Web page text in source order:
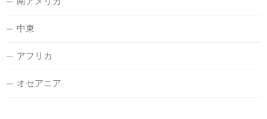
中東
アフリカ
オセアニア